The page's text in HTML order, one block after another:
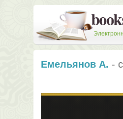
Емельянов А. -